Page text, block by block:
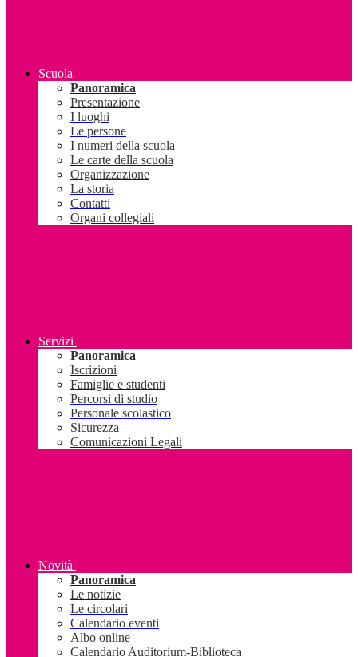
Scuola
Panoramica
Presentazione
I luoghi
Le persone
I numeri della scuola
Le carte della scuola
Organizzazione
La storia
Contatti
Organi collegiali
Servizi
Panoramica
Iscrizioni
Famiglie e studenti
Percorsi di studio
Personale scolastico
Sicurezza
Comunicazioni Legali
Novità
Panoramica
Le notizie
Le circolari
Calendario eventi
Albo online
Calendario Auditorium-Biblioteca